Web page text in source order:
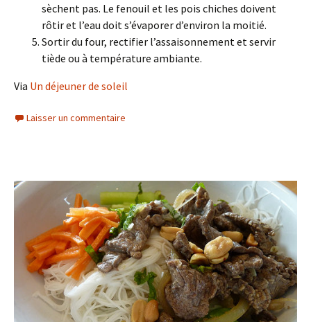
sèchent pas. Le fenouil et les pois chiches doivent
rôtir et l’eau doit s’évaporer d’environ la moitié.
Sortir du four, rectifier l’assaisonnement et servir
tiède ou à température ambiante.
Via Un déjeuner de soleil
Laisser un commentaire